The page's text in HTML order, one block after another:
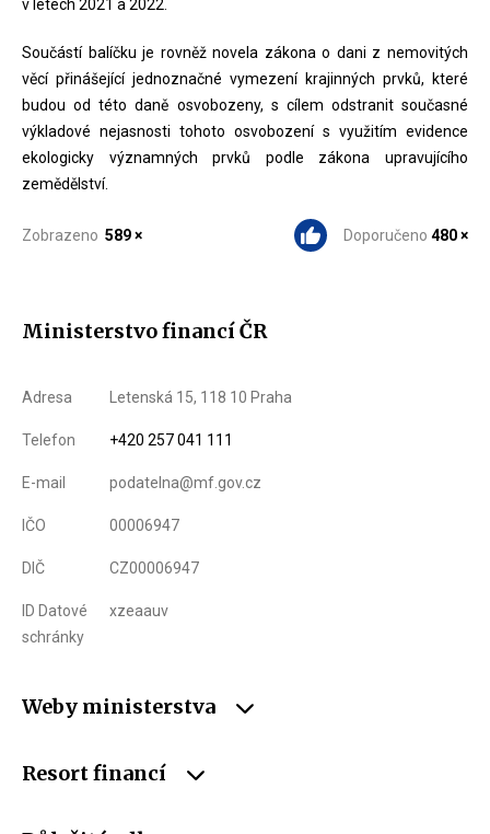
v letech 2021 a 2022.
Součástí balíčku je rovněž novela zákona o dani z nemovitých
věcí přinášející jednoznačné vymezení krajinných prvků, které
budou od této daně osvobozeny, s cílem odstranit současné
výkladové nejasnosti tohoto osvobození s využitím evidence
ekologicky významných prvků podle zákona upravujícího
zemědělství.
Zobrazeno 589 × Doporučeno 480 ×
Ministerstvo financí ČR
Adresa Letenská 15, 118 10 Praha
Telefon +420 257 041 111
E-mail podatelna@mf.gov.cz
IČO 00006947
DIČ CZ00006947
ID Datové
schránky
xzeaauv
Weby ministerstva
Resort financí